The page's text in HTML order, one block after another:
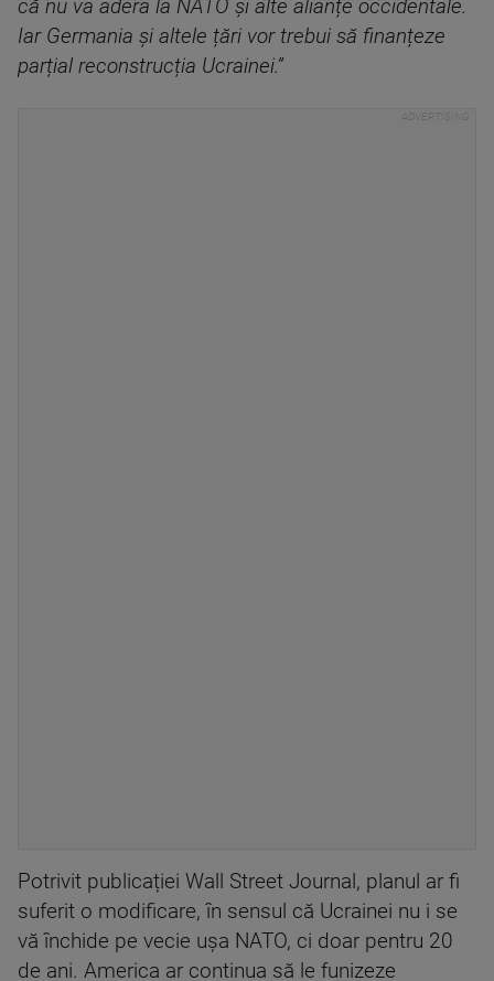
că nu va adera la NATO și alte alianțe occidentale.
Iar Germania și altele țări vor trebui să finanțeze
parțial reconstrucția Ucrainei.”
Potrivit publicației Wall Street Journal, planul ar fi
suferit o modificare, în sensul că Ucrainei nu i se
vă închide pe vecie ușa NATO, ci doar pentru 20
de ani. America ar continua să le funizeze